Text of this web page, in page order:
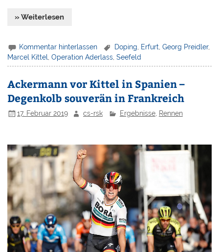
» Weiterlesen
Kommentar hinterlassen Doping Erfurt ,Georg Preidler,
Marcel Kittel ,Operation Aderlass ,Seefeld
Ackermann vor Kittel in Spanien –
Degenkolb souverän in Frankreich
17. Februar 2019 cs-rsk Ergebnisse, Rennen